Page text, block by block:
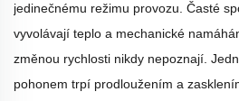
jedinečnému režimu provozu. Časté
vyvolávají teplo a mechanické
změnou rychlosti nikdy nepoznají.
pohonem trpí prodloužením a